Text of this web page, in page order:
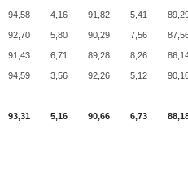
94,58 4,16 91,82 5,41
92,70 5,80 90,29 7,56
91,43 6,71 89,28 8,26
94,59 3,56 92,26 5,12
93,31 5,16 90,66 6,73